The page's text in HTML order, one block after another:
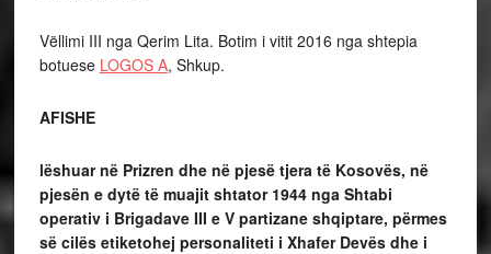
Vëllimi III nga Qerim Lita. Botim i vitit 2016 nga shtepia
botuese LOGOS A, Shkup.
AFISHE
lëshuar në Prizren dhe në pjesë tjera të Kosovës, në
pjesën e dytë të muajit shtator 1944 nga Shtabi
operativ i Brigadave III e V partizane shqiptare, përmes
së cilës etiketohej personaliteti i Xhafer Devës dhe i